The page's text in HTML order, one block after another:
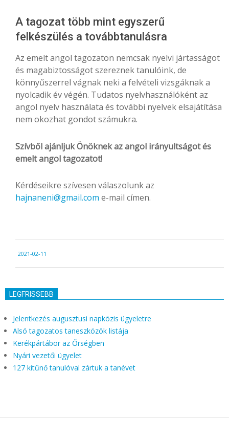
A tagozat több mint egyszerű
felkészülés a továbbtanulásra
Az emelt angol tagozaton nemcsak nyelvi jártasságot
és magabiztosságot szereznek tanulóink, de
könnyűszerrel vágnak neki a felvételi vizsgáknak a
nyolcadik év végén. Tudatos nyelvhasználóként az
angol nyelv használata és további nyelvek elsajátítása
nem okozhat gondot számukra.
Szívből ajánljuk Önöknek az angol irányultságot és
emelt angol tagozatot!
Kérdéseikre szívesen válaszolunk az
hajnaneni@gmail.com e-mail címen.
02-
11
2021-02-11
LEGFRISSEBB
Jelentkezés augusztusi napközis ügyeletre
Alsó tagozatos taneszközök listája
Kerékpártábor az Őrségben
Nyári vezetői ügyelet
127 kitűnő tanulóval zártuk a tanévet